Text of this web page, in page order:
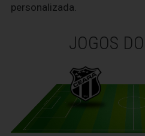
personalizada.
JOGOS DO